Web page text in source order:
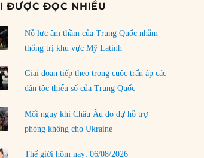
cược vào thất bại: Các quỹ đầu tư mạo
ro
08/2026
thế nào để kết thúc Chiến tranh Iran?
01/08/2026
lược kế tiếp của Bắc Kinh ở Biển Đông
07/2026
Trật tự thế giới mới: Các nước nhỏ sẽ luôn
ĐƯỢC ĐỌC NHIỀU
Nỗ lực âm thầm của Trung Quốc nhằm
thống trị khu vực Mỹ Latinh
Giai đoạn tiếp theo trong cuộc trấn áp các
dân tộc thiểu số của Trung Quốc
Mối nguy khi Châu Âu do dự hỗ trợ
phòng không cho Ukraine
Thế giới hôm nay: 06/08/2026